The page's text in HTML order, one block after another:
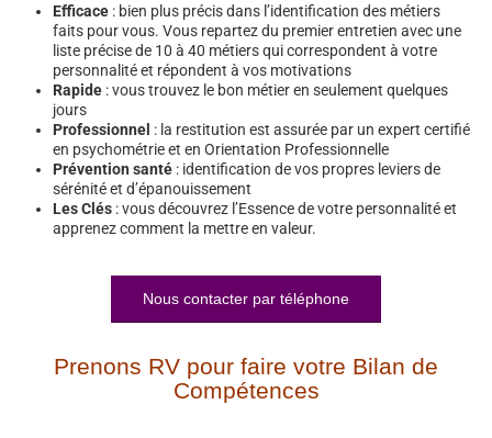
Efficace : bien plus précis dans l’identification des métiers
faits pour vous. Vous repartez du premier entretien avec une
liste précise de 10 à 40 métiers qui correspondent à votre
personnalité et répondent à vos motivations
Rapide : vous trouvez le bon métier en seulement quelques
jours
Professionnel : la restitution est assurée par un expert certifié
en psychométrie et en Orientation Professionnelle
Prévention santé : identification de vos propres leviers de
sérénité et d’épanouissement
Les Clés : vous découvrez l’Essence de votre personnalité et
apprenez comment la mettre en valeur.
Nous contacter par téléphone
Prenons RV pour faire votre Bilan de
Compétences